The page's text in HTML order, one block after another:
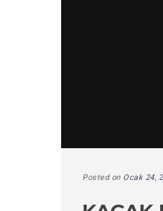
Posted on Ocak 24,